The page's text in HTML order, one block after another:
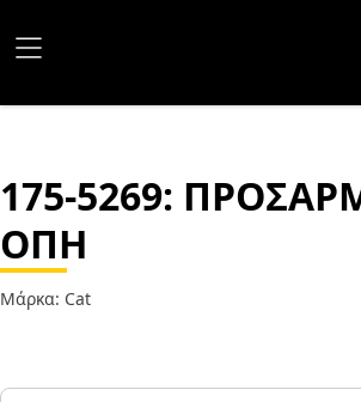
175-5269:
ΟΠΗ
Μάρκα: Cat